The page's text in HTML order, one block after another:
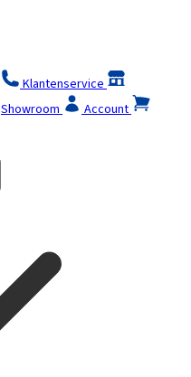
Klantenservice
Showroom
Account